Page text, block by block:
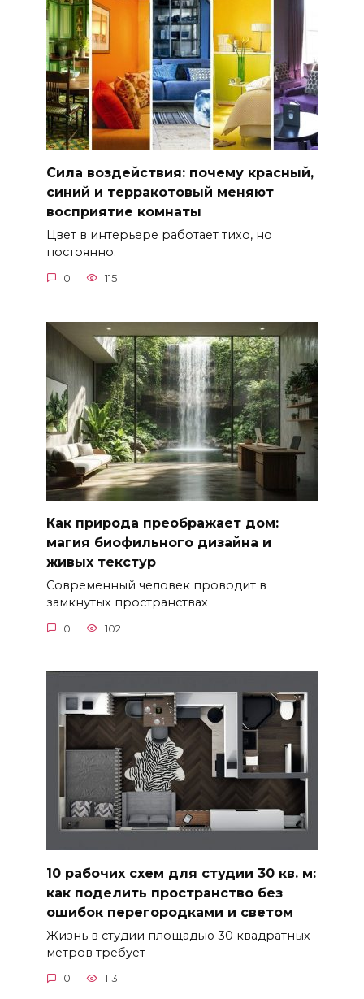
Сила воздействия: почему красный,
синий и терракотовый меняют
восприятие комнаты
Цвет в интерьере работает тихо, но
постоянно.
0 115
Как природа преображает дом:
магия биофильного дизайна и
живых текстур
Современный человек проводит в
замкнутых пространствах
0 102
10 рабочих схем для студии 30 кв. м:
как поделить пространство без
ошибок перегородками и светом
Жизнь в студии площадью 30 квадратных
метров требует
0 113